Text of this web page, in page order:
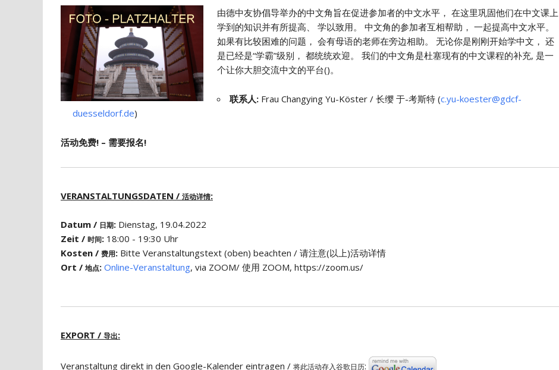
由德中友协倡导举办的中文角旨在促进参加者的中文水平， 在这里巩固他们在中文课上
学到的知识并有所提高、 学以致用。 中文角的参加者互相帮助， 一起提高中文水平。
如果有比较困难的问题， 会有母语的老师在旁边相助。 无论你是刚刚开始学中文， 还
是已经是“学霸”级别， 都统统欢迎。 我们的中文角是杜塞现有的中文课程的补充, 是一
个让你大胆交流中文的平台()。
联系人:Frau Changying Yu-Köster / 长缨 于-考斯特 (c.yu-koester@gdcf-
duesseldorf.de)
活动免费! – 需要报名!
VERANSTALTUNGSDATEN / 活动详情:
Datum / 日期: Dienstag, 19.04.2022
Zeit / 时间: 18:00 - 19:30 Uhr
Kosten / 费用: Bitte Veranstaltungstext (oben) beachten / 请注意(以上)活动详情
Ort / 地点: Online-Veranstaltung, via ZOOM/ 使用 ZOOM, https://zoom.us/
EXPORT / 导出:
Veranstaltung direkt in den Google-Kalender eintragen / 将此活动存入谷歌日历: